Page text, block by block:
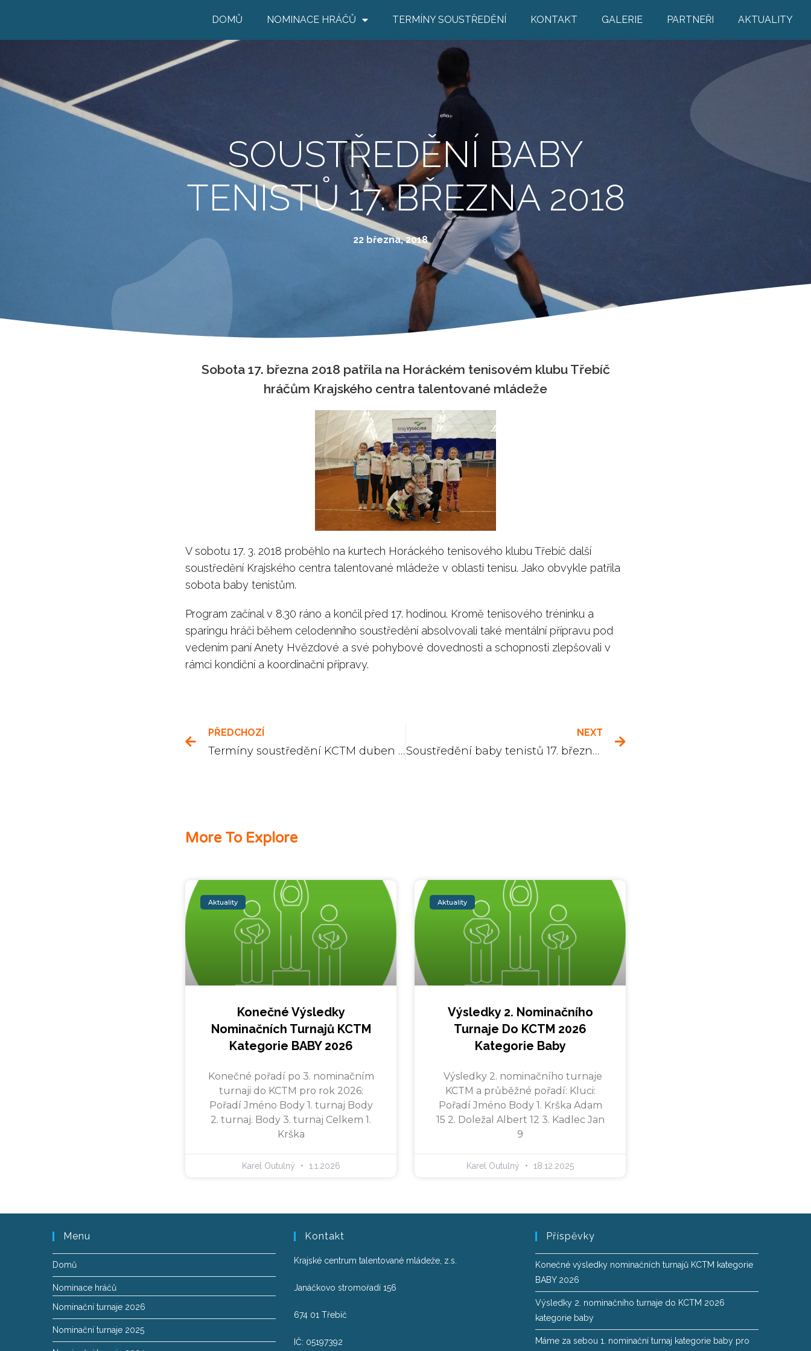
DOMŮ NOMINACE HRÁČŮ TERMÍNY SOUSTŘEDĚNÍ KONTAKT GALERIE PARTNEŘI AKTUALITY
SOUSTŘEDĚNÍ BABY
TENISTŮ 17. BŘEZNA 2018
22 března, 2018
Sobota 17. března 2018 patřila na Horáckém tenisovém klubu Třebíč
hráčům Krajského centra talentované mládeže
V sobotu 17. 3. 2018 proběhlo na kurtech Horáckého tenisového klubu Třebíč další
soustředění Krajského centra talentované mládeže v oblasti tenisu. Jako obvykle patřila
sobota baby tenistům.
Program začínal v 8.30 ráno a končil před 17. hodinou. Kromě tenisového tréninku a
sparingu hráči během celodenního soustředění absolvovali také mentální přípravu pod
vedením paní Anety Hvězdové a své pohybové dovednosti a schopnosti zlepšovali v
rámci kondiční a koordinační přípravy.
PŘEDCHOZÍ
Termíny soustředění KCTM duben 2018
NEXT
Soustředění baby tenistů 17. března 2018
More To Explore
Aktuality
Konečné Výsledky
Nominačních Turnajů KCTM
Kategorie BABY 2026
Konečné pořadí po 3. nominačním
turnaji do KCTM pro rok 2026:
Pořadí Jméno Body 1. turnaj Body
2. turnaj. Body 3. turnaj Celkem 1.
Krška
Karel Outulný 1.1.2026
Aktuality
Výsledky 2. Nominačního
Turnaje Do KCTM 2026
Kategorie Baby
Výsledky 2. nominačního turnaje
KCTM a průběžné pořadí: Kluci:
Pořadí Jméno Body 1. Krška Adam
15 2. Doležal Albert 12 3. Kadlec Jan
9
Karel Outulný 18.12.2025
Menu
Domů
Nominace hráčů
Nominační turnaje 2026
Nominační turnaje 2025
Kontakt
Krajské centrum talentované mládeže, z.s.
Janáčkovo stromořadí 156
674 01 Třebíč
IČ: 05197392
Příspěvky
Konečné výsledky nominačních turnajů KCTM kategorie
BABY 2026
Výsledky 2. nominačního turnaje do KCTM 2026
kategorie baby
Máme za sebou 1. nominační turnaj kategorie baby pro